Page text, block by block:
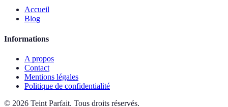
Accueil
Blog
Informations
A propos
Contact
Mentions légales
Politique de confidentialité
© 2026 Teint Parfait. Tous droits réservés.